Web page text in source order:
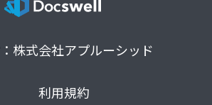
株式会社アプルーシッド
利用規約